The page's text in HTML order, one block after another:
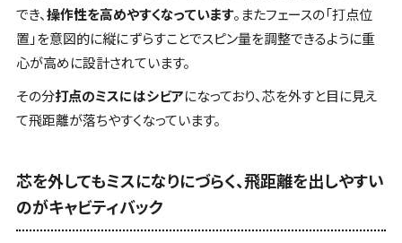
でき、操作性を高めやすくなっています。またフェースの「打点位
置」を意図的に縦にずらすことでスピン量を調整できるように重
心が高めに設計されています。
その分打点のミスにはシビアになっており、芯を外すと目に見え
て飛距離が落ちやすくなっています。
芯を外してもミスになりにづらく、飛距離を出しやすい
のがキャビティバック